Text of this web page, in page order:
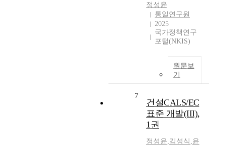
정성윤
통일연구원
2025
국가정책연구
포털(NKIS)
원문보
기
7
건설CALS/EC
표준 개발(III),
1권
정성윤,김성식 ,윤